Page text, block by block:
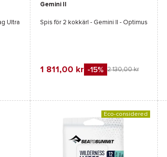
Ultra
Gemini II
Spis för 2 kokkärl - Gemini II - Optimus
1 811,00 kr -15% 2 130,00 kr
Eco-considered